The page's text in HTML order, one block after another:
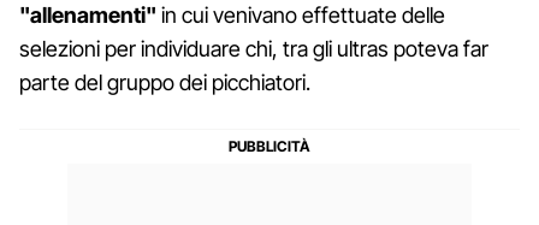
"allenamenti" in cui venivano effettuate delle
selezioni per individuare chi, tra gli ultras poteva far
parte del gruppo dei picchiatori.